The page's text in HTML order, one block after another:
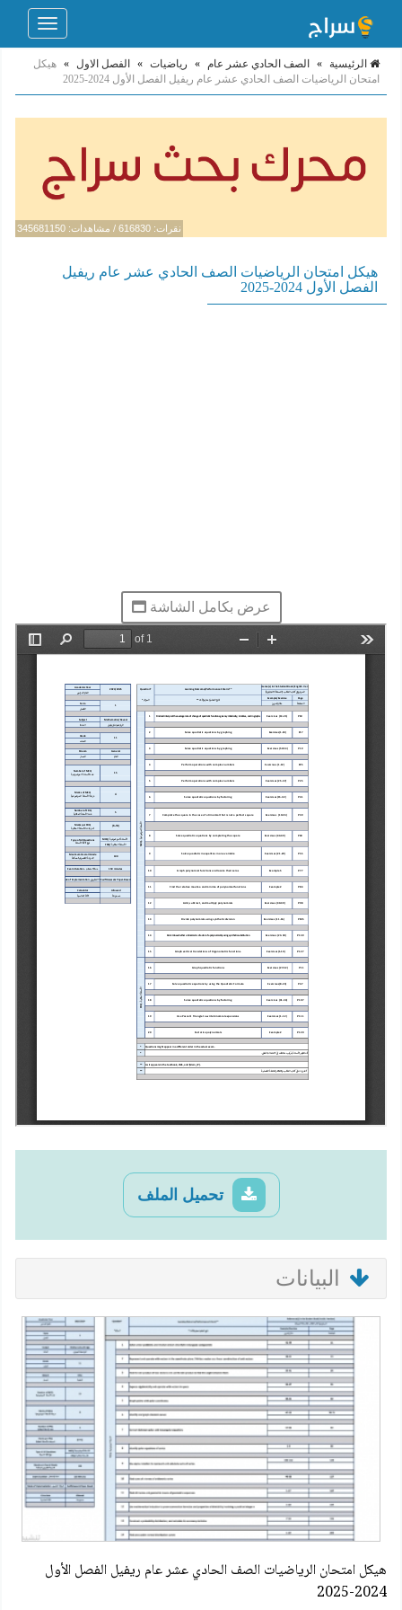
Toggle
الرئيسية » الصف الحادي عشر عام » رياضيات » الفصل الاول » هيكل
امتحان الرياضيات الصف الحادي عشر عام ريفيل الفصل الأول 2024-2025
نقرات: 616830 / مشاهدات: 345681150
هيكل امتحان الرياضيات الصف الحادي عشر عام ريفيل
الفصل الأول 2024-2025
عرض بكامل الشاشة
تحميل الملف
البيانات
هيكل امتحان الرياضيات الصف الحادي عشر عام ريفيل الفصل الأول
2024-2025